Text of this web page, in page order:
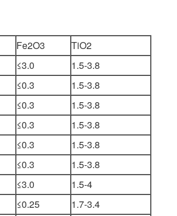
Fe2O3 TiO2
≤3.0
1.5-3.8
≤0.3
1.5-3.8
≤0.3
1.5-3.8
≤0.3
1.5-3.8
≤0.3
1.5-3.8
≤0.3
1.5-3.8
≤3.0 1.5-4
≤0.25
1.7-3.4